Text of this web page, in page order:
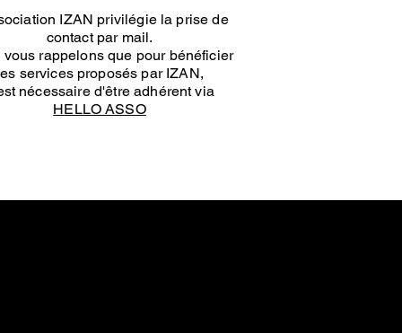
IZAN privilégie la prise de
contact par mail.
vous rappelons que pour bénéficier
services proposés par IZAN,
nécessaire d'être adhérent via
HELLO ASSO